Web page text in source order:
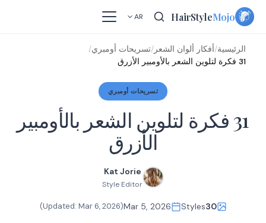
Skip
HairStyleMojo
AR
الرئيسية/أفكار ألوان الشعر /تسريحات أومبري/
31 فكرة لتلوين الشعر بالأومبير الأزرق
تسريحات أومبري
31 فكرة لتلوين الشعر بالأومبير
الأزرق
Kat Jorie
Style Editor
30
Styles
Mar 5, 2026
(Updated:
Mar 6, 2026
)